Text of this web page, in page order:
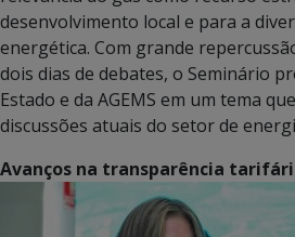
desenvolvimento local e para a
energética. Com grande
dois dias de debates, o Seminário
Estado e da AGEMS em um tema
discussões atuais do setor de
Avanços na transparência